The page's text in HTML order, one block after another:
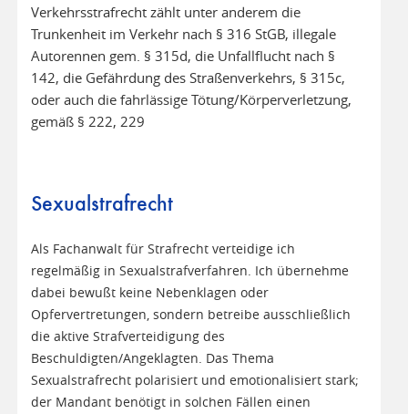
Verkehrsstrafrecht zählt unter anderem die
Trunkenheit im Verkehr nach § 316 StGB, illegale
Autorennen gem. § 315d, die Unfallflucht nach §
142, die Gefährdung des Straßenverkehrs, § 315c,
oder auch die fahrlässige Tötung/Körperverletzung,
gemäß § 222, 229
Sexualstrafrecht
Als Fachanwalt für Strafrecht verteidige ich
regelmäßig in Sexualstrafverfahren. Ich übernehme
dabei bewußt keine Nebenklagen oder
Opfervertretungen, sondern betreibe ausschließlich
die aktive Strafverteidigung des
Beschuldigten/Angeklagten. Das Thema
Sexualstrafrecht polarisiert und emotionalisiert stark;
der Mandant benötigt in solchen Fällen einen